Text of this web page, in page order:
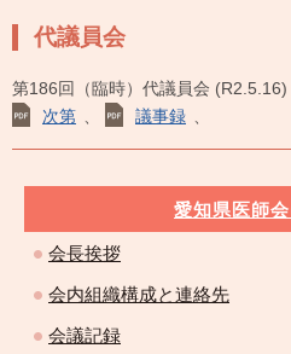
代議員会
第186回（臨時）代議員会 (R2.5.16)
次第
議事録
愛知県医師
会長挨拶
会内組織構成と連絡先
会議記録